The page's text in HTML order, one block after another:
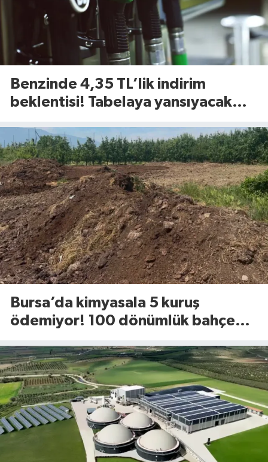
Benzinde 4,35 TL’lik indirim
beklentisi! Tabelaya yansıyacak
Bursa’da kimyasala 5 kuruş
ödemiyor! 100 dönümlük bahçede